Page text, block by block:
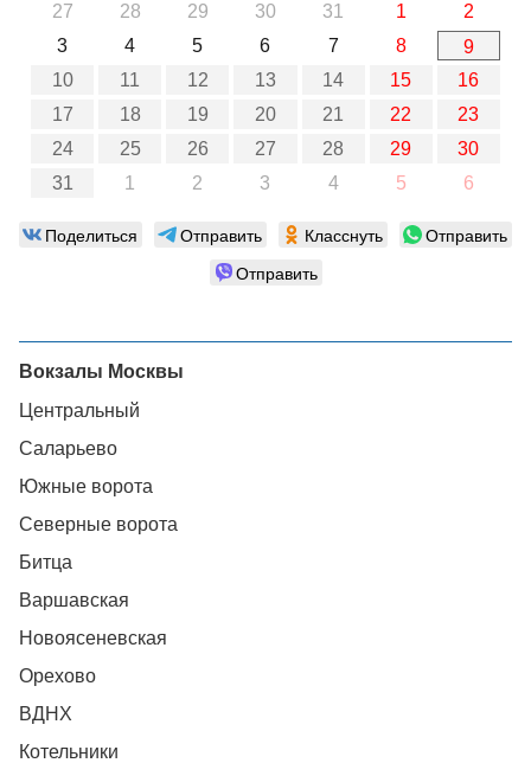
27
28 29 30 31 1
2
3
4 5 6 7 8
9
10
11 12 13 14 15
16
17
18 19 20 21 22
23
24
25 26 27 28 29
30
31
1 2 3 4 5 6
Поделиться Отправить Класснуть
Отправить
Отправить
Вокзалы Москвы
Центральный
Саларьево
Южные ворота
Северные ворота
Битца
Варшавская
Новоясеневская
Орехово
ВДНХ
Котельники